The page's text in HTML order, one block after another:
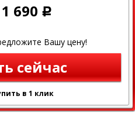
1 690 Р
Вашу цену!
сейчас
в 1 клик